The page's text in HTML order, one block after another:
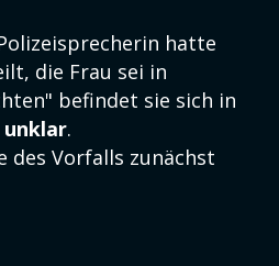
hatte
die Frau sei in
befindet sie sich in
unklar.
des Vorfalls zunächst